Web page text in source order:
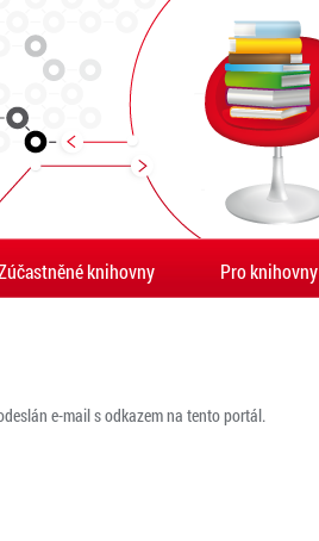
knihovny Pro knihovny
e-mail s odkazem na tento portál.